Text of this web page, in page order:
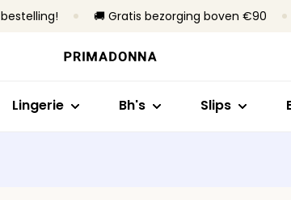
🚚 Gratis bezorging boven €90
Lingerie
Slips
Primadonna Twist
Bh's
D- tot E-cup
Met beugel
Slips
Tailleslips